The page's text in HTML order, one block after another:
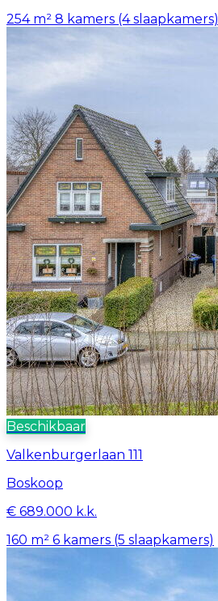
254 m² 8 kamers (4 slaapkamers)
Beschikbaar
Valkenburgerlaan 111
Boskoop
€ 689.000 k.k.
160 m² 6 kamers (5 slaapkamers)